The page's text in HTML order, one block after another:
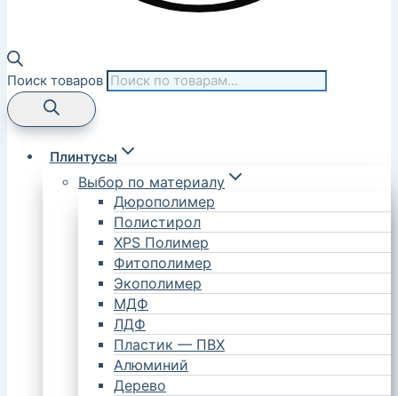
Поиск товаров
Плинтусы
Выбор по материалу
Дюрополимер
Полистирол
XPS Полимер
Фитополимер
Экополимер
МДФ
ЛДФ
Пластик — ПВХ
Алюминий
Дерево